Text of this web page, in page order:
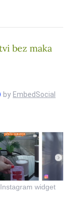
Instagram widget